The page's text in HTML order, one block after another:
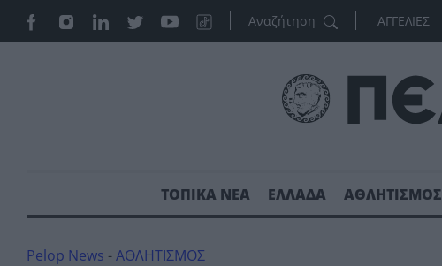
ΑΓΓΕΛΙΕΣ
ΤΟΠΙΚΑ ΝΕΑ ΕΛΛΑΔΑ ΑΘΛΗΤΙΣΜΟΣ
Pelop News -ΑΘΛΗΤΙΣΜΟΣ